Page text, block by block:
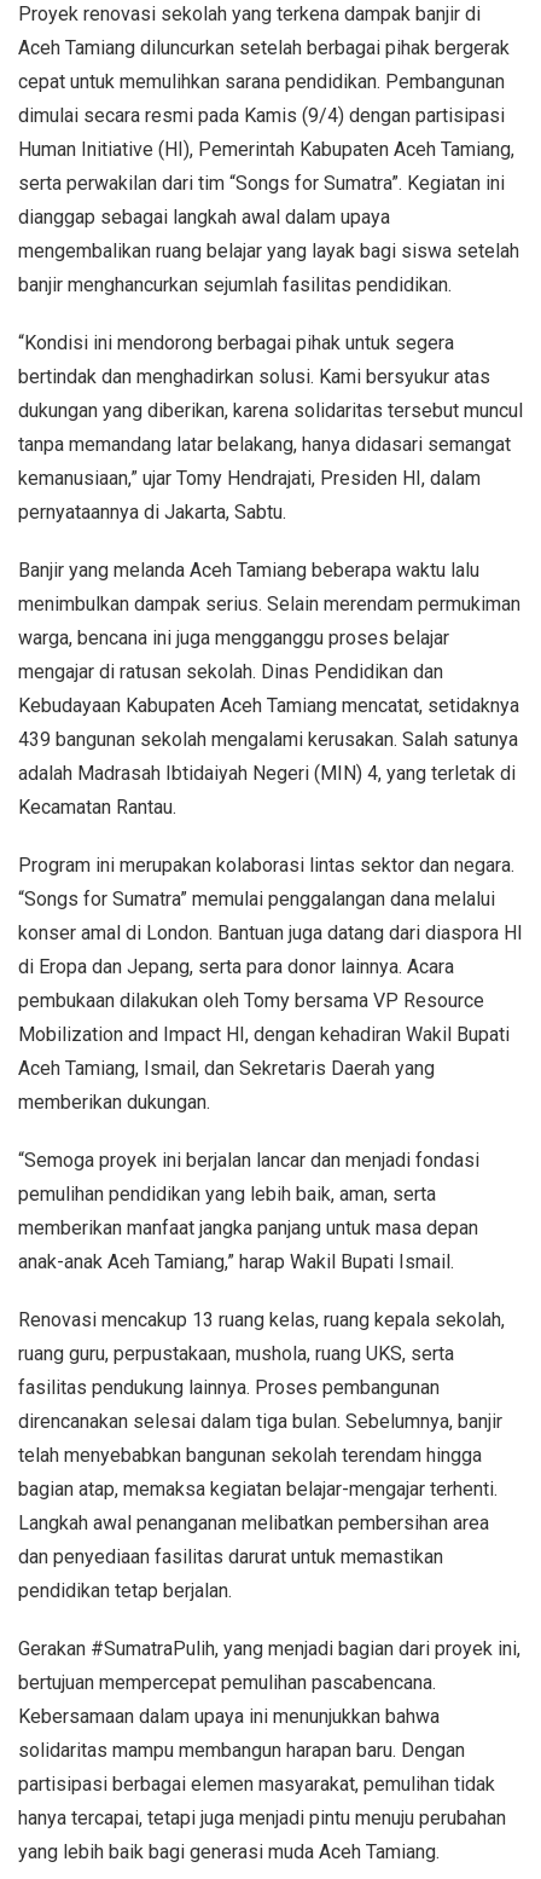
Proyek renovasi sekolah yang terkena dampak banjir di
Aceh Tamiang diluncurkan setelah berbagai pihak bergerak
cepat untuk memulihkan sarana pendidikan. Pembangunan
dimulai secara resmi pada Kamis (9/4) dengan partisipasi
Human Initiative (HI), Pemerintah Kabupaten Aceh Tamiang,
serta perwakilan dari tim “Songs for Sumatra”. Kegiatan ini
dianggap sebagai langkah awal dalam upaya
mengembalikan ruang belajar yang layak bagi siswa setelah
banjir menghancurkan sejumlah fasilitas pendidikan.
“Kondisi ini mendorong berbagai pihak untuk segera
bertindak dan menghadirkan solusi. Kami bersyukur atas
dukungan yang diberikan, karena solidaritas tersebut muncul
tanpa memandang latar belakang, hanya didasari semangat
kemanusiaan,” ujar Tomy Hendrajati, Presiden HI, dalam
pernyataannya di Jakarta, Sabtu.
Banjir yang melanda Aceh Tamiang beberapa waktu lalu
menimbulkan dampak serius. Selain merendam permukiman
warga, bencana ini juga mengganggu proses belajar
mengajar di ratusan sekolah. Dinas Pendidikan dan
Kebudayaan Kabupaten Aceh Tamiang mencatat, setidaknya
439 bangunan sekolah mengalami kerusakan. Salah satunya
adalah Madrasah Ibtidaiyah Negeri (MIN) 4, yang terletak di
Kecamatan Rantau.
Program ini merupakan kolaborasi lintas sektor dan negara.
“Songs for Sumatra” memulai penggalangan dana melalui
konser amal di London. Bantuan juga datang dari diaspora HI
di Eropa dan Jepang, serta para donor lainnya. Acara
pembukaan dilakukan oleh Tomy bersama VP Resource
Mobilization and Impact HI, dengan kehadiran Wakil Bupati
Aceh Tamiang, Ismail, dan Sekretaris Daerah yang
memberikan dukungan.
“Semoga proyek ini berjalan lancar dan menjadi fondasi
pemulihan pendidikan yang lebih baik, aman, serta
memberikan manfaat jangka panjang untuk masa depan
anak-anak Aceh Tamiang,” harap Wakil Bupati Ismail.
Renovasi mencakup 13 ruang kelas, ruang kepala sekolah,
ruang guru, perpustakaan, mushola, ruang UKS, serta
fasilitas pendukung lainnya. Proses pembangunan
direncanakan selesai dalam tiga bulan. Sebelumnya, banjir
telah menyebabkan bangunan sekolah terendam hingga
bagian atap, memaksa kegiatan belajar-mengajar terhenti.
Langkah awal penanganan melibatkan pembersihan area
dan penyediaan fasilitas darurat untuk memastikan
pendidikan tetap berjalan.
Gerakan #SumatraPulih, yang menjadi bagian dari proyek ini,
bertujuan mempercepat pemulihan pascabencana.
Kebersamaan dalam upaya ini menunjukkan bahwa
solidaritas mampu membangun harapan baru. Dengan
partisipasi berbagai elemen masyarakat, pemulihan tidak
hanya tercapai, tetapi juga menjadi pintu menuju perubahan
yang lebih baik bagi generasi muda Aceh Tamiang.